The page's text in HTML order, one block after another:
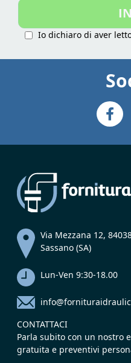
Io dichiaro di aver
Via Mezzana 12,
Sassano (SA)
Lun-Ven 9:30-18.00
CONTATTACI
Parla subito con un nostro
gratuita e preventivi